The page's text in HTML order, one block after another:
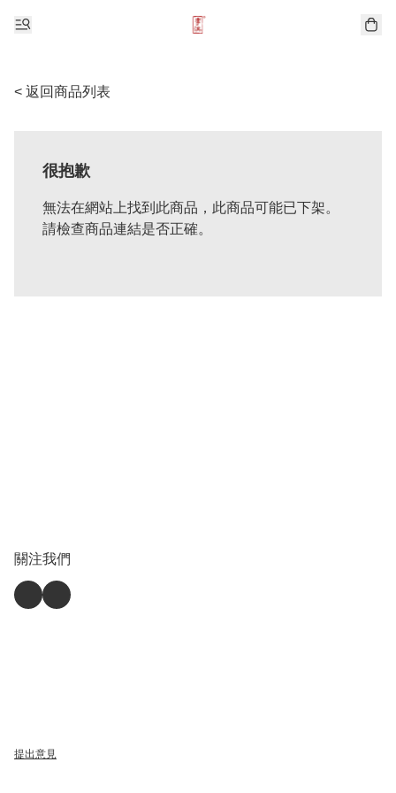
< 返回商品列表
很抱歉
無法在網站上找到此商品，此商品可能已下架。
請檢查商品連結是否正確。
關注我們
提出意見